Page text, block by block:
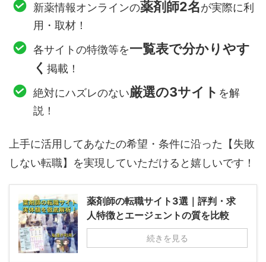
新薬情報オンラインの薬剤師2名が実際に利
用・取材！
各サイトの特徴等を一覧表で分かりやす
く 掲載！
絶対にハズレのない厳選の3サイト を解
説！
上手に活用してあなたの希望・条件に沿った【失敗
しない転職】を実現していただけると嬉しいです！
薬剤師の転職サイト3選｜評判・求
人特徴とエージェントの質を比較
続きを見る